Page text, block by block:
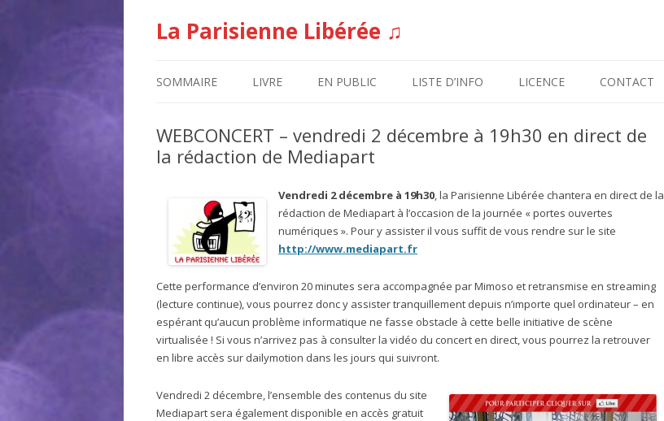
La Parisienne Libérée ♫
SOMMAIRE LIVRE EN PUBLIC LISTE D’INFO LICENCE CONTACT
WEBCONCERT – vendredi 2 décembre à 19h30 en direct de
la rédaction de Mediapart
Vendredi 2 décembre à 19h30, la Parisienne Libérée chantera en direct de la
rédaction de Mediapart à l’occasion de la journée « portes ouvertes
numériques ». Pour y assister il vous suffit de vous rendre sur le site
http://www.mediapart.fr
Cette performance d’environ 20 minutes sera accompagnée par Mimoso et retransmise en streaming
(lecture continue), vous pourrez donc y assister tranquillement depuis n’importe quel ordinateur – en
espérant qu’aucun problème informatique ne fasse obstacle à cette belle initiative de scène
virtualisée ! Si vous n’arrivez pas à consulter la vidéo du concert en direct, vous pourrez la retrouver
en libre accès sur dailymotion dans les jours qui suivront.
Vendredi 2 décembre, l’ensemble des contenus du site
Mediapart sera également disponible en accès gratuit